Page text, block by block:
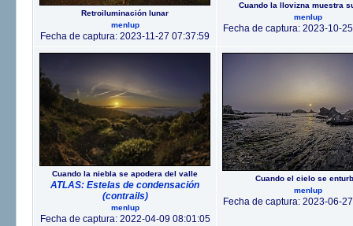
Retroiluminación lunar
menlup
Fecha de captura: 2023-11-27 07:37:59
Cuando la llovizna muestra
menlup
Fecha de captura: 2023-10-
Cuando la niebla se apodera del valle
ATLAS: Estelas de condensación
(contrails)
menlup
Fecha de captura: 2022-04-09 08:01:05
Cuando el cielo se
menlup
Fecha de captura: 2023-06-